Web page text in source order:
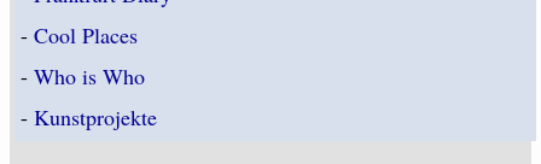
-Cool Places
-Who is Who
-Kunstprojekte